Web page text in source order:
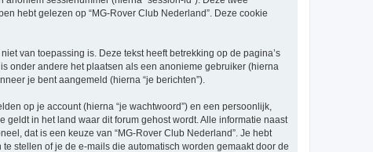
hebt gelezen op “MG-Rover Club Nederland”. Deze cookie
van toepassing is. Deze tekst heeft betrekking op de pagina’s
onder andere het plaatsen als een anonieme gebruiker (hierna
je bent aangemeld (hierna “je berichten”).
op je account (hierna “je wachtwoord”) en een persoonlijk,
in het land waar dit forum gehost wordt. Alle informatie naast
dat is een keuze van “MG-Rover Club Nederland”. Je hebt
stellen of je de e-mails die automatisch worden gemaakt door de